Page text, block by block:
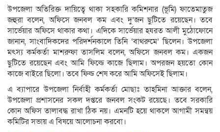
উপজেলা অতিরিক্ত দায়িত্বে থাকা সহকারি কমিশনার (ভূমি) ফাতেমাতুজ
জহুরা বলেন, অফিসে জনবল কম এবং দু’জন ছুটিতে রয়েছেন। তবে
সার্ভেয়ার অফিসে থাকার কথা। এদিকে সার্ভেয়ার হযরত আলী মুঠোফোনে
জানান, সাংবাদিকদের পরিদর্শনকালে তিনি ‘বাথরুমে’ ছিলেন। উপজেলা
মৎস্য কর্মকর্তা মাশরুফা তাসলিম বলেন, অফিসে জনবল কম। একজন
ছুটিতে রয়েছেন এবং আমি ফিল্ডে কাজে ছিলাম। অপরজন হয়তো কোন
কাজে বাইরে ছিলো। তবে ফিল্ড শেষ করে আমি অফিসেই ছিলাম।
এ ব্যাপারে উপজেলা নির্বাহী কর্মকর্তা মোছাঃ তাহমিনা আক্তার বলেন,
উপজেলা প্রশাসনের সকল দপ্তরে জনবল সংকট রয়েছে। তবে সরকারি
কোন অফিস তালাবদ্ধ রাখা ঠিক নয়। এমনটি হয়ে থাকলে আগামী সমন্বয়
কমিটির সভায় এ বিষয়ে আলোচনা করবো।